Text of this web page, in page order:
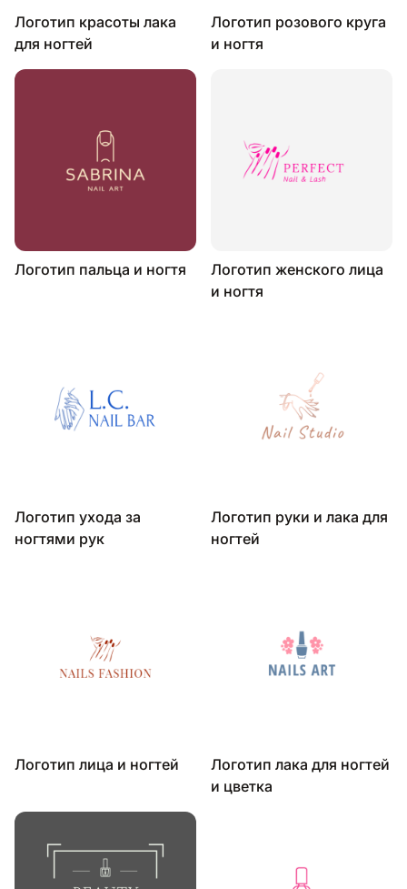
Логотип красоты лака
для ногтей
Логотип розового круга
и ногтя
Логотип пальца и ногтя
Логотип женского лица
и ногтя
Логотип ухода за
ногтями рук
Логотип руки и лака для
ногтей
Логотип лица и ногтей
Логотип лака для ногтей
и цветка